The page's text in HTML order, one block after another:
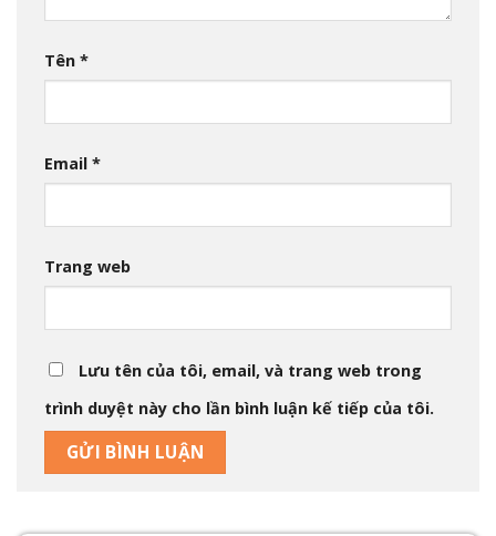
Tên *
Email *
Trang web
Lưu tên của tôi, email, và trang web trong
trình duyệt này cho lần bình luận kế tiếp của tôi.